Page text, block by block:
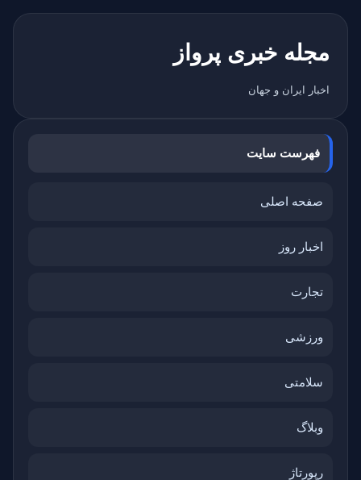
مجله خبری پرواز
اخبار ایران و جهان
فهرست سایت
صفحه اصلی
اخبار روز
تجارت
ورزشی
سلامتی
وبلاگ
رپورتاژ